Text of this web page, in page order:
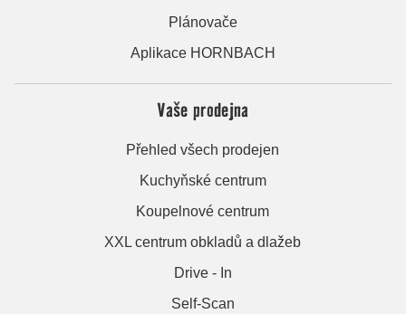
Plánovače
Aplikace HORNBACH
Vaše prodejna
Přehled všech prodejen
Kuchyňské centrum
Koupelnové centrum
XXL centrum obkladů a dlažeb
Drive - In
Self-Scan